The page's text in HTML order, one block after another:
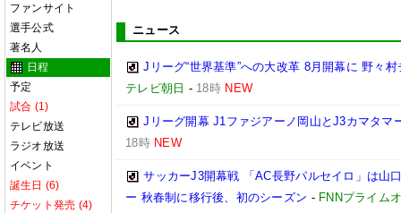
ファンサイト
選手公式
著名人
日程
予定
試合 (1)
テレビ放送
ラジオ放送
イベント
誕生日 (6)
チケット発売 (4)
ニュース
Jリーグ“世界基準”への大改革 8月開幕に 野々
テレビ朝日 - 18時 NEW
Jリーグ開幕 J1ファジアーノ岡山とJ3カマタマ
18時 NEW
サッカーJ3開幕戦 「AC長野パルセイロ」は山
ー 秋春制に移行後、初のシーズン - FNNプライム